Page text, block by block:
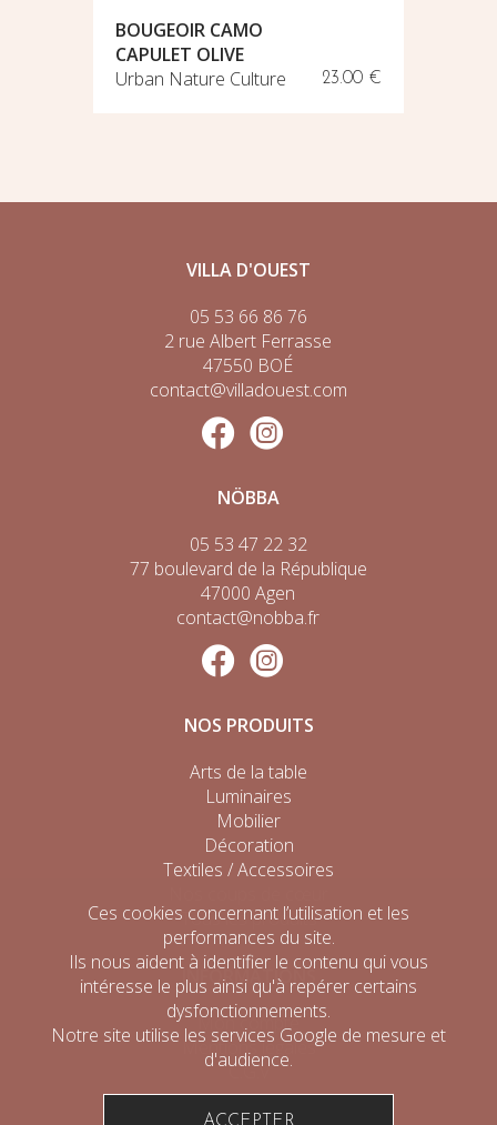
BOUGEOIR CAMO
CAPULET OLIVE
Urban Nature Culture
23.00 €
VILLA D'OUEST
05 53 66 86 76
2 rue Albert Ferrasse
47550 BOÉ
contact@villadouest.com
NÖBBA
05 53 47 22 32
77 boulevard de la République
47000 Agen
contact@nobba.fr
NOS PRODUITS
Arts de la table
Luminaires
Mobilier
Décoration
Textiles / Accessoires
Tous les produits
INFORMATIONS
Mon compte
Mentions légales
C.G.V
Ces cookies concernant l’utilisation et les
performances du site.
Ils nous aident à identifier le contenu qui vous
intéresse le plus ainsi qu'à repérer certains
dysfonctionnements.
Notre site utilise les services Google de mesure et
d'audience.